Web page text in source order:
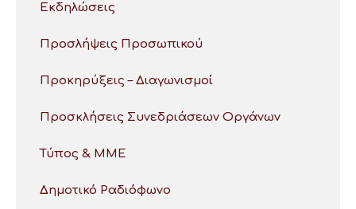
Εκδηλώσεις
Προσλήψεις Προσωπικού
Προκηρύξεις – Διαγωνισμοί
Προσκλήσεις Συνεδριάσεων Οργάνων
Τύπος & ΜΜΕ
Δημοτικό Ραδιόφωνο